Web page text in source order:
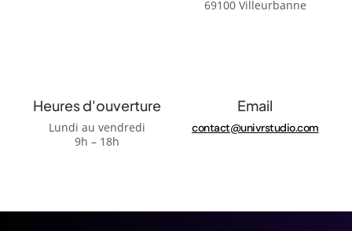
69100 Villeurbanne
Heures d'ouverture
Lundi au vendredi
9h – 18h
Email
contact@univrstudio.com